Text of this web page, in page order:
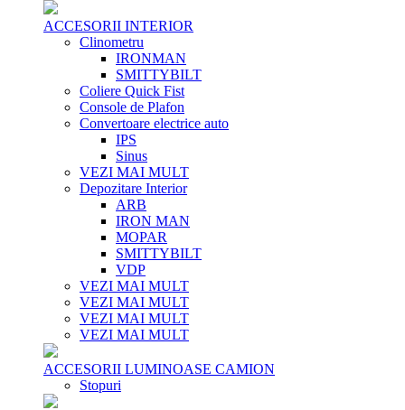
ACCESORII INTERIOR
Clinometru
IRONMAN
SMITTYBILT
Coliere Quick Fist
Console de Plafon
Convertoare electrice auto
IPS
Sinus
VEZI MAI MULT
Depozitare Interior
ARB
IRON MAN
MOPAR
SMITTYBILT
VDP
VEZI MAI MULT
VEZI MAI MULT
VEZI MAI MULT
VEZI MAI MULT
ACCESORII LUMINOASE CAMION
Stopuri